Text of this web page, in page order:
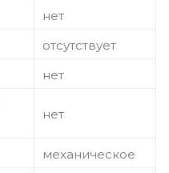
нет
отсутствует
нет
нет
механическое